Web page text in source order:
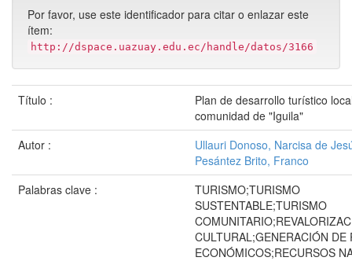
Por favor, use este identificador para citar o enlazar este
ítem:
http://dspace.uazuay.edu.ec/handle/datos/3166
Título :
Plan de desarrollo turístico
comunidad de "Iguila"
Autor :
Ullauri Donoso, Narcisa de
Pesántez Brito, Franco
Palabras clave :
TURISMO;TURISMO
SUSTENTABLE;TURISMO
CULTURAL;GENERACIÓN DE
ECONÓMICOS;RECURSOS